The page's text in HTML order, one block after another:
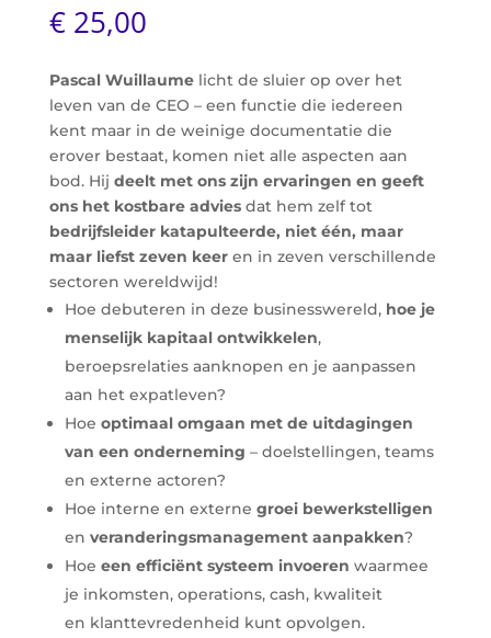
€25,00
Pascal Wuillaume licht de sluier op over het
leven van de CEO – een functie die iedereen
kent maar in de weinige documentatie die
erover bestaat, komen niet alle aspecten aan
bod. Hij deelt met ons zijn ervaringen en geeft
ons het kostbare advies dat hem zelf tot
bedrijfsleider katapulteerde, niet één, maar
maar liefst zeven keer en in zeven verschillende
sectoren wereldwijd!
Hoe debuteren in deze businesswereld, hoe je
menselijk kapitaal ontwikkelen,
beroepsrelaties aanknopen en je aanpassen
aan het expatleven?
Hoe optimaal omgaan met de uitdagingen
van een onderneming – doelstellingen, teams
en externe actoren?
Hoe interne en externe groei bewerkstelligen
en veranderingsmanagement aanpakken?
Hoe een efficiënt systeem invoeren waarmee
je inkomsten, operations, cash, kwaliteit
en klanttevredenheid kunt opvolgen.